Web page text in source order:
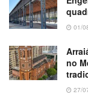
01/
no
27/